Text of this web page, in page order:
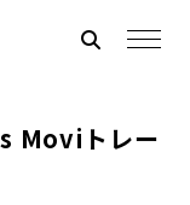
Moviトレー